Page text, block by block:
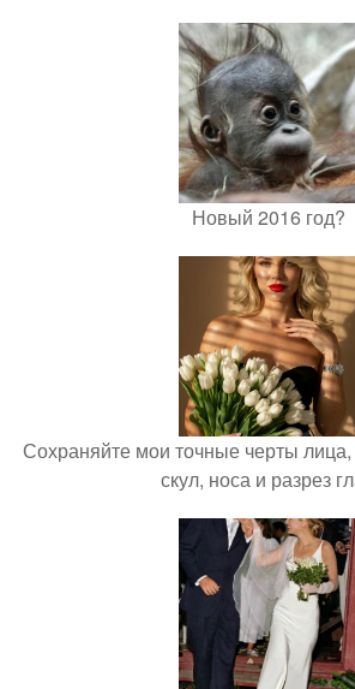
Новый 2016 год?
Сохраняйте мои точные черты
скул, носа и разрез